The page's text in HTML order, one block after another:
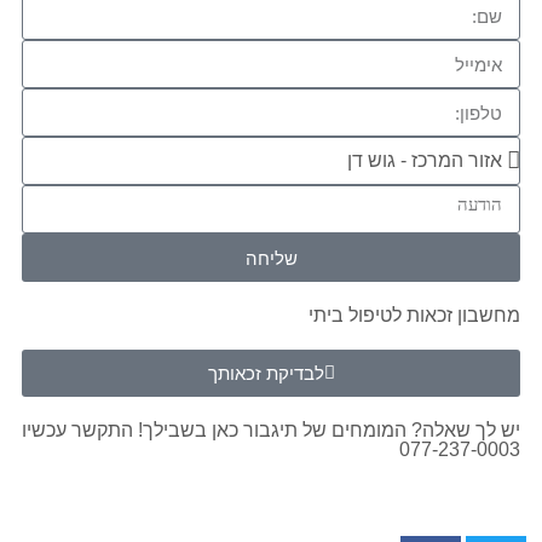
שליחה
מחשבון זכאות לטיפול ביתי
לבדיקת זכאותך
יש לך שאלה? המומחים של תיגבור כאן בשבילך! התקשר עכשיו
077-237-0003